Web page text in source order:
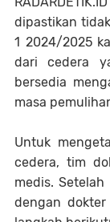
dipastikan
1 2024/2025
dari cedera
bersedia
masa
Untuk
cedera, tim
medis.
dengan